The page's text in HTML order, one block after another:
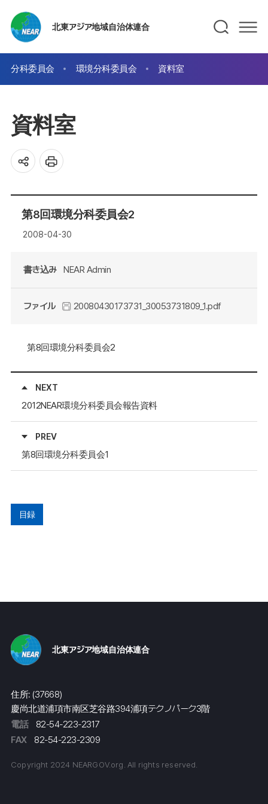
北東アジア地域自治体連合
分科委員会 環境分科委員会 資料室
資料室
第8回環境分科委員会2
2008-04-30
書き込み NEAR Admin
ファイル 20080430173731_30053731809_1.pdf
第8回環境分科委員会2
NEXT
2012NEAR環境分科委員会報告資料
PREV
第8回環境分科委員会1
目録
北東アジア地域自治体連合
住所: (37668)
慶尚北道浦項市南区芝谷路394浦項テクノパーク3階
電話
82-54-223-2317
FAX
82-54-223-2309
Copyright 2024 NEARGOV.org. All rights reserved.